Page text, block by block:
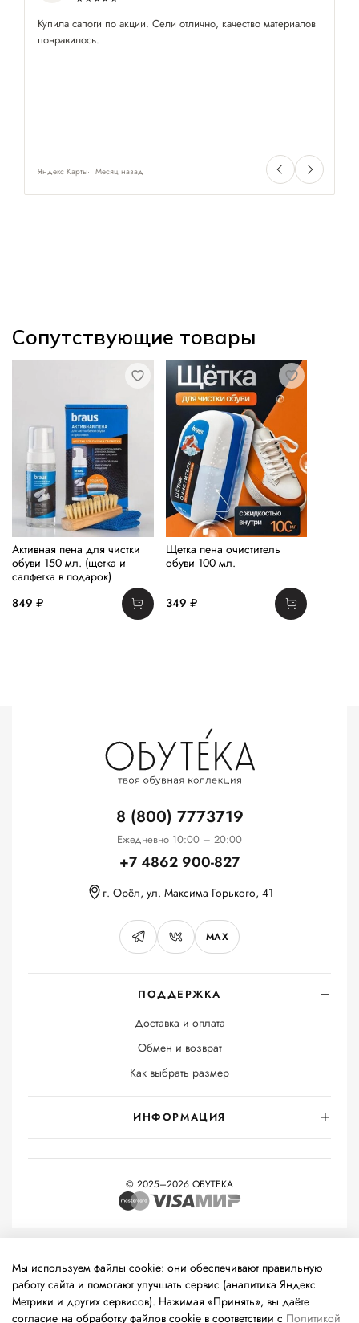
Купила сапоги по акции. Сели отлично, качество материалов
понравилось.
Яндекс Карты Месяц назад
Сопутствующие товары
Активная пена для чистки
обуви 150 мл. (щетка и
салфетка в подарок)
849 ₽
Щетка пена очиститель
обуви 100 мл.
349 ₽
ПОДДЕРЖКА
Доставка и оплата
Обмен и возврат
Как выбрать размер
ИНФОРМАЦИЯ
8 (800) 7773719
Ежедневно 10:00 – 20:00
+7 4862 900-827
г. Орёл, ул. Максима Горького, 41
MAX
© 2025–2026 ОБУТЕКА
технологии
(информационные технологии предоставления
информации на основе сбора, систематизации и анализа
сведений, относящихся к предпочтениям пользователей сети
«Интернет», находящихся на территории Российской
Мы используем файлы cookie: они обеспечивают правильную
работу сайта и помогают улучшать сервис (аналитика Яндекс
Метрики и других сервисов). Нажимая «Принять», вы даёте
согласие на обработку файлов cookie в соответствии с Политикой